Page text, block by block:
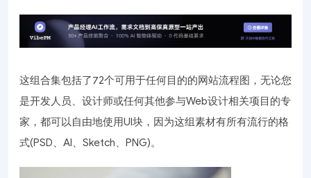
这组合集包括了72个可用于任何目的的网站流程图，无论您
是开发人员、设计师或任何其他参与Web设计相关项目的专
家，都可以自由地使用UI块，因为这组素材有所有流行的格
式(PSD、AI、Sketch、PNG)。